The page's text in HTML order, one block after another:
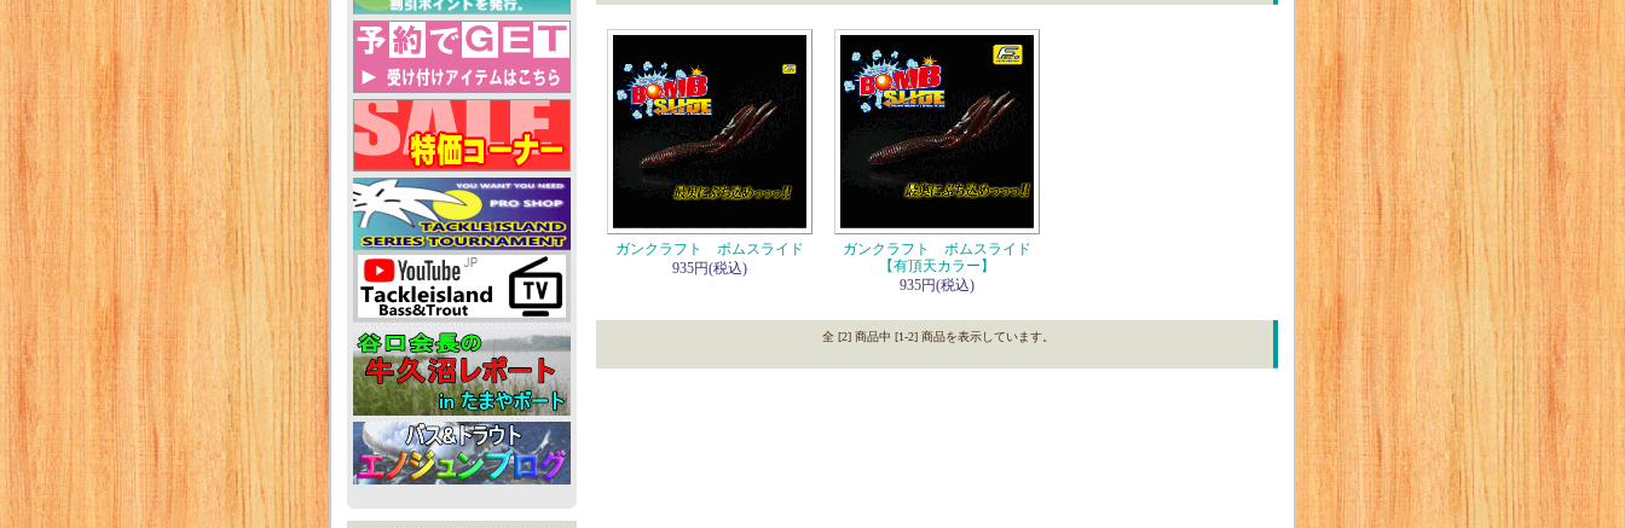
ガンクラフト ボムスライド
935円(税込)
ガンクラフト ボムスライド
【有頂天カラー】
935円(税込)
全 [2] 商品中 [1-2] 商品を表示しています。